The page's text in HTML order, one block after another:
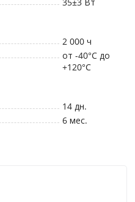
2 000 ч
от -40°C до
+120°C
14 дн.
6 мес.